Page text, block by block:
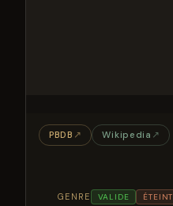
GENRE VALIDE ÉTEINT
PBDB ↗ Wikipedia ↗